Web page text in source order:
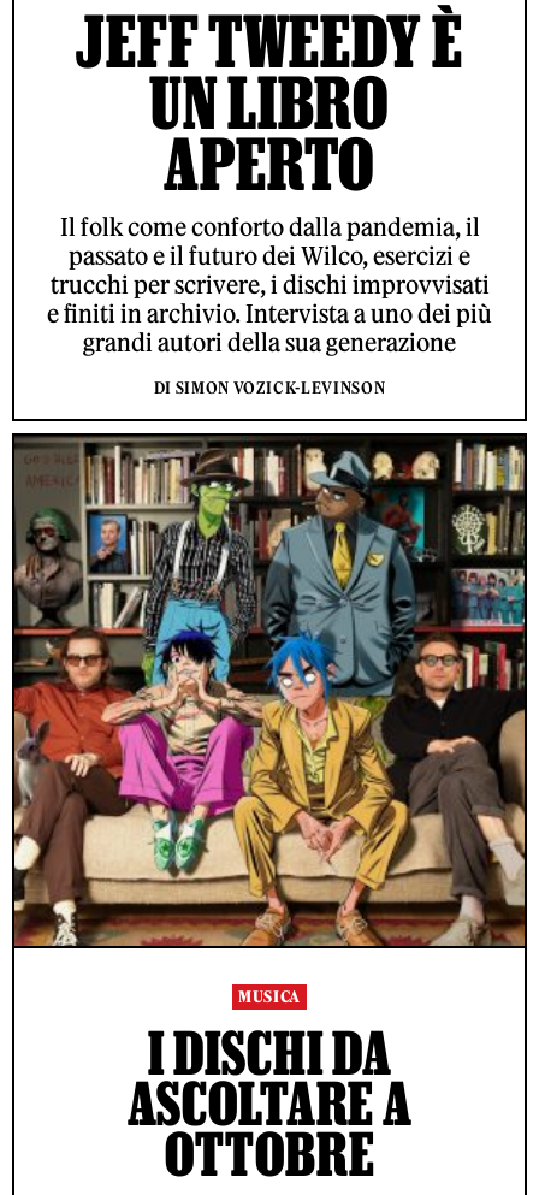
JEFF TWEEDY È
UN LIBRO
APERTO
Il folk come conforto dalla pandemia, il
passato e il futuro dei Wilco, esercizi e
trucchi per scrivere, i dischi improvvisati
e finiti in archivio. Intervista a uno dei più
grandi autori della sua generazione
DI SIMON VOZICK-LEVINSON
MUSICA
I DISCHI DA
ASCOLTARE A
OTTOBRE